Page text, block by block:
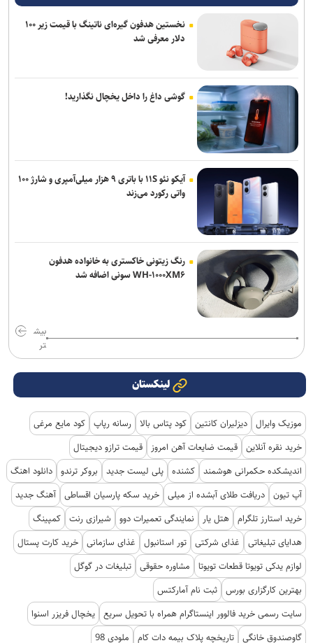
نخستین هدفون گیره‌ای ناتینگ با قیمت زیر ۱۰۰
دلار معرفی شد
گوشی داغ را داخل یخچال نگذارید!
آیکو نئو ۱۱S با باتری ۹ هزار میلی‌آمپری و شارژ ۱۰۰
واتی رکورد می‌زند
رنگ زیتونی خاکستری به خانواده هدفون
WH-۱۰۰۰XM۶ سونی اضافه شد
بیش
تر
لینکستان
موزیک وایرال دیزلیران کانتین کود پتاس بالا رسانه رپاپ کود مایع مرغی
خرید نقره آنلاین قیمت ضایعات آهن امروز
قیمت ترازو دیجیتال
اندیشکده حکمرانی هوشمند کشنده پلی لیست جدید بروکر ترندو دانلود اهنگ
آپ تیون دریافت طلای آبشده از میلی خرید سکه پارسیان اقساطی آهنگ جدید
خرید استارز تلگرام هتل یار نمایندگی تعمیرات دوو شیرازی رنت کمپینگ
هدایای تبلیغاتی
غذای شرکتی تور استانبول غذای سازمانی خرید کارت پستال
لوازم یدکی تویوتا قطعات تویوتا
مشاوره حقوقی تبلیغات در گوگل
بهترین کارگزاری بورس ثبت نام آمارکتس
سایت رسمی خرید فالوور اینستاگرام همراه با تحویل سریع یخچال فریزر اسنوا
گاوصندوق خانگی تاریخچه پلاک بیمه دات کام ملودی 98